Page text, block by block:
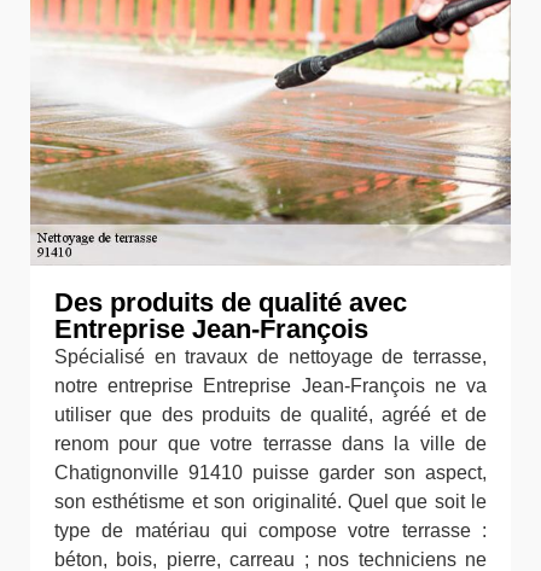
Des produits de qualité avec
Entreprise Jean-François
Spécialisé en travaux de nettoyage de terrasse,
notre entreprise Entreprise Jean-François ne va
utiliser que des produits de qualité, agréé et de
renom pour que votre terrasse dans la ville de
Chatignonville 91410 puisse garder son aspect,
son esthétisme et son originalité. Quel que soit le
type de matériau qui compose votre terrasse :
béton, bois, pierre, carreau ; nos techniciens ne